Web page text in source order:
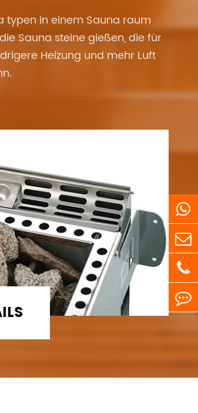
typen in einem Sauna raum
Sauna steine gießen, die für
Heizung und mehr Luft